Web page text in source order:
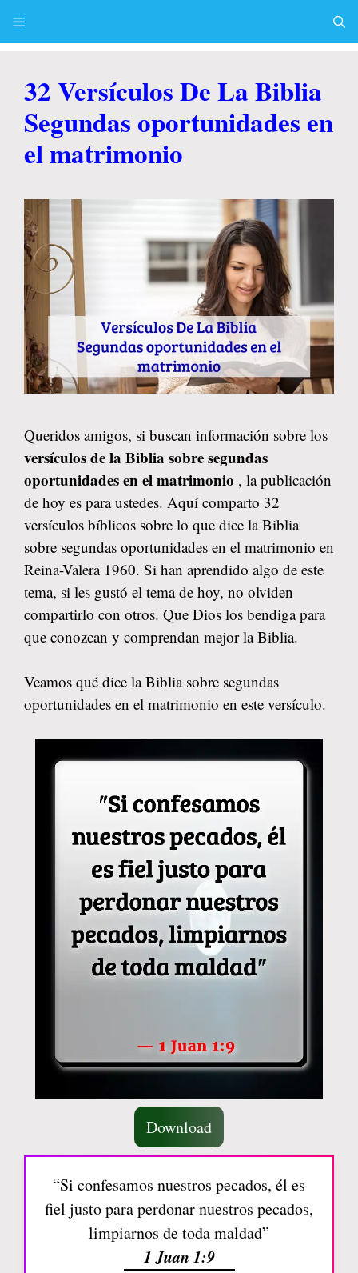
32 Versículos De La Biblia
Segundas oportunidades en
el matrimonio
Queridos amigos, si buscan información sobre los
versículos de la Biblia sobre segundas
oportunidades en el matrimonio , la publicación
de hoy es para ustedes. Aquí comparto 32
versículos bíblicos sobre lo que dice la Biblia
sobre segundas oportunidades en el matrimonio en
Reina-Valera 1960. Si han aprendido algo de este
tema, si les gustó el tema de hoy, no olviden
compartirlo con otros. Que Dios los bendiga para
que conozcan y comprendan mejor la Biblia.
Veamos qué dice la Biblia sobre segundas
oportunidades en el matrimonio en este versículo.
Download
“Si confesamos nuestros pecados, él es
fiel justo para perdonar nuestros pecados,
limpiarnos de toda maldad”
1 Juan 1:9